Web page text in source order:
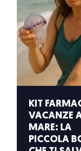
KIT
VACANZE
MARE: LA
PICCOLA